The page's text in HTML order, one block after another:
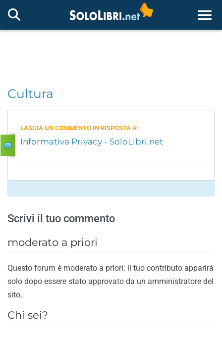
Cultura
LASCIA UN COMMENTO IN RISPOSTA A:
Informativa Privacy - SoloLibri.net
Scrivi il tuo commento
moderato a priori
Questo forum è moderato a priori: il tuo contributo apparirà
solo dopo essere stato approvato da un amministratore del
sito.
Chi sei?